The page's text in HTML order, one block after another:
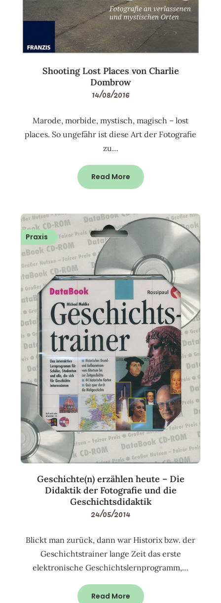
Shooting Lost Places von Charlie
Dombrow
14/08/2016
Marode, morbide, mystisch, magisch – lost
places. So ungefähr ist diese Art der Fotografie
zu…
Read More
Praxis
Geschichte(n) erzählen heute – Die
Didaktik der Fotografie und die
Geschichtsdidaktik
24/05/2014
Blickt man zurück, dann war Historix bzw. der
Geschichtstrainer lange Zeit das erste
elektronische Geschichtslernprogramm,…
Read More